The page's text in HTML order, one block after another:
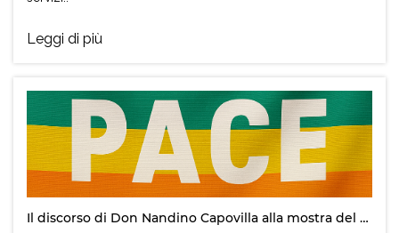
Leggi di più
Il discorso di Don Nandino Capovilla alla mostra del cinema di Venezia